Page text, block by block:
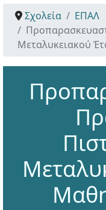
Σχολεία
ΕΠΑΛ
Μεταλυκειακού